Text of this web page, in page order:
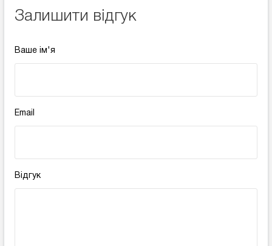
Залишити відгук
Ваше ім'я
Email
Відгук